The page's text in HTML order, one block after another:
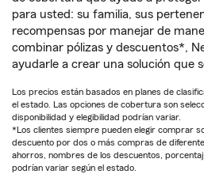
para usted: su familia, sus
recompensas por manejar de
combinar pólizas y descuentos*,
ayudarle a crear una solución que
Los precios están basados en planes de
el estado. Las opciones de cobertura son
disponibilidad y elegibilidad podrían variar.
*Los clientes siempre pueden elegir comprar
descuento por dos o más compras de
ahorros, nombres de los descuentos,
podrían variar según el estado.